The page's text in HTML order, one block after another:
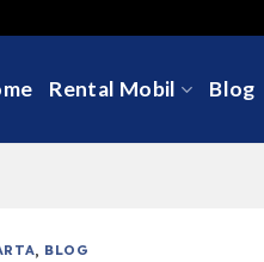
Rental Mobil Blog
, BLOG